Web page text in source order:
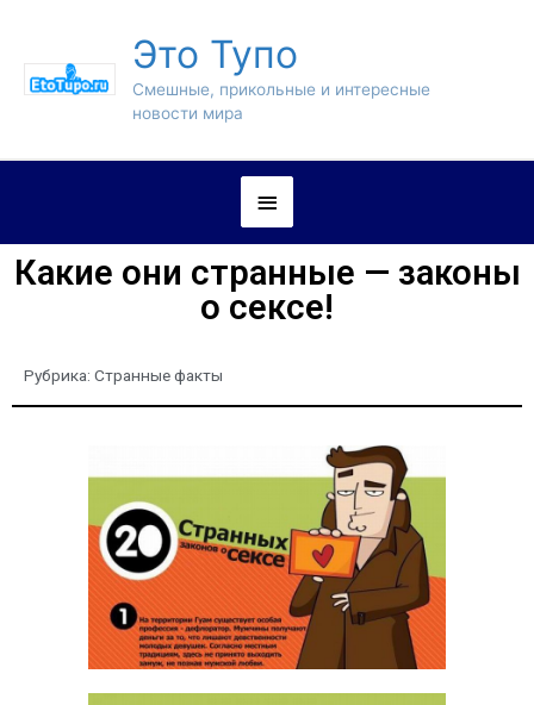
Это Тупо
Смешные, прикольные и интересные
новости мира
Какие они странные — законы
о сексе!
Рубрика: Странные факты